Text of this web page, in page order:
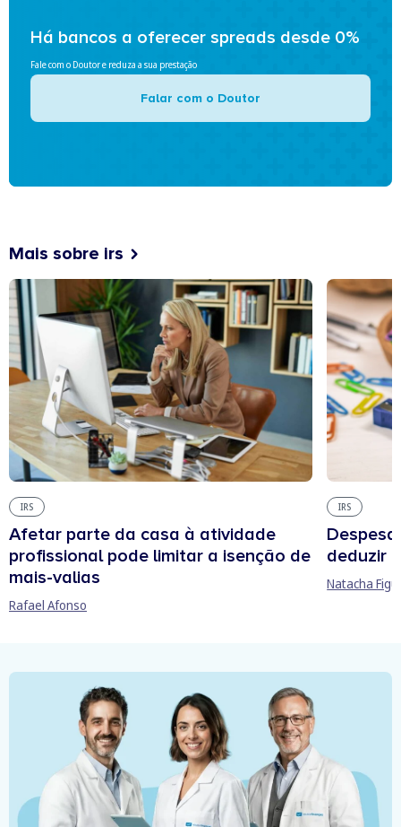
Há bancos a oferecer spreads desde 0%
Fale com o Doutor e reduza a sua prestação
Falar com o Doutor
Mais sobre irs
IRS
Afetar parte da casa à atividade
profissional pode limitar a isenção de
mais-valias
Rafael Afonso
IRS
deduzir
Natacha